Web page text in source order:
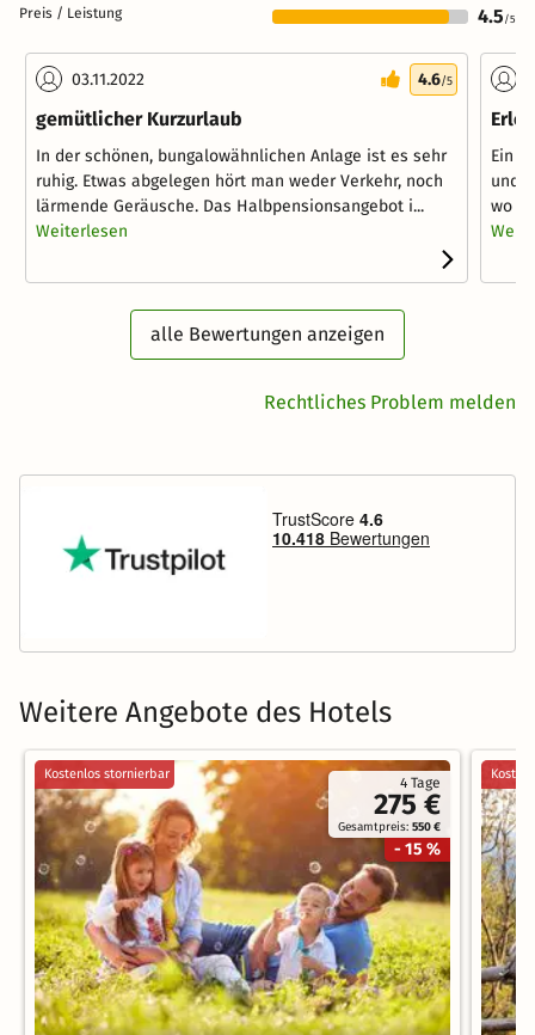
Preis / Leistung 4.5 /5
03.11.2022 4.6/5
gemütlicher Kurzurlaub
In der schönen, bungalowähnlichen Anlage ist es sehr
ruhig. Etwas abgelegen hört man weder Verkehr, noch
lärmende Geräusche. Das Halbpensionsangebot i...
Weiterlesen
Ein
und
wo
alle Bewertungen anzeigen
Rechtliches Problem melden
Weitere Angebote des Hotels
4 Tage
275 €
Gesamtpreis:550 €
- 15 %
Kostenlos stornierbar